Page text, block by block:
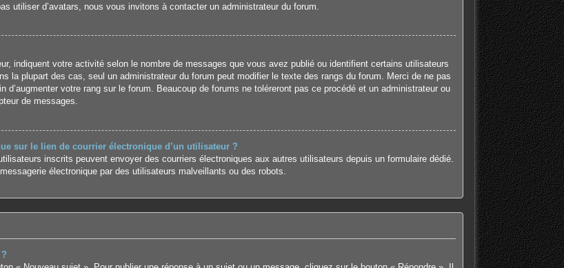
utiliser d’avatars, nous vous invitons à contacter un administrateur du forum.
indiquent votre activité selon le nombre de messages que vous avez publié ou identifient certains utilisateurs
la plupart des cas, seul un administrateur du forum peut modifier le texte des rangs du forum. Merci de ne pas
votre rang sur le forum. Beaucoup de forums ne toléreront pas ce procédé et un administrateur ou
de messages.
sur le lien de courrier électronique d’un utilisateur ?
inscrits peuvent envoyer des courriers électroniques aux autres utilisateurs depuis un formulaire dédié.
électronique par des utilisateurs malveillants ou des robots.